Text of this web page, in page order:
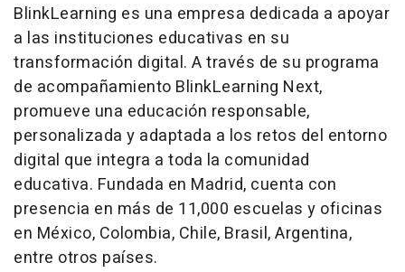
BlinkLearning es una empresa dedicada a apoyar
a las instituciones educativas en su
transformación digital. A través de su programa
de acompañamiento BlinkLearning Next,
promueve una educación responsable,
personalizada y adaptada a los retos del entorno
digital que integra a toda la comunidad
educativa. Fundada en Madrid, cuenta con
presencia en más de 11,000 escuelas y oficinas
en México, Colombia, Chile, Brasil, Argentina,
entre otros países.